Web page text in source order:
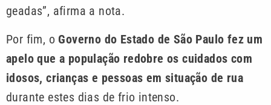
geadas”, afirma a nota.
Por fim, o Governo do Estado de São Paulo fez um
apelo que a população redobre os cuidados com
idosos, crianças e pessoas em situação de rua
durante estes dias de frio intenso.